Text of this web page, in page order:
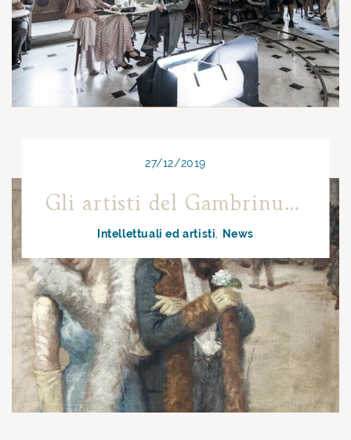
27/12/2019
Gli artisti del Gambrinus: Francesco Paolo Diodati
Intellettuali ed artisti News